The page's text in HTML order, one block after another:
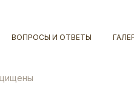
ВОПРОСЫ И ОТВЕТЫ